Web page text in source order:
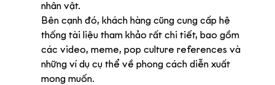
nhân vật.
Bên cạnh đó, khách hàng cũng cung cấp hệ
thống tài liệu tham khảo rất chi tiết, bao gồm
các video, meme, pop culture references và
những ví dụ cụ thể về phong cách diễn xuất
mong muốn.